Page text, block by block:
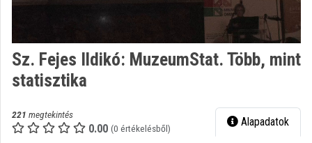
Lejátszási listák
Közreműködők
Sz. Fejes Ildikó: MuzeumStat. Több, mint
statisztika
221 megtekintés
0.00 (0 értékelésből) Alapadatok